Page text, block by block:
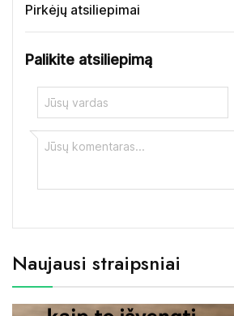
Pirkėjų atsiliepimai
Palikite atsiliepimą
Naujausi straipsniai